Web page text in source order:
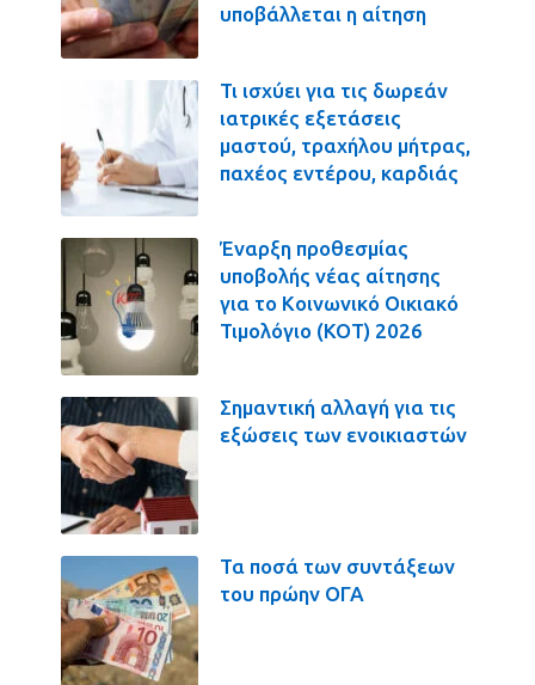
υποβάλλεται η αίτηση
Τι ισχύει για τις δωρεάν
ιατρικές εξετάσεις
μαστού, τραχήλου μήτρας,
παχέος εντέρου, καρδιάς
Έναρξη προθεσμίας
υποβολής νέας αίτησης
για το Κοινωνικό Οικιακό
Τιμολόγιο (ΚΟΤ) 2026
Σημαντική αλλαγή για τις
εξώσεις των ενοικιαστών
Τα ποσά των συντάξεων
του πρώην ΟΓΑ